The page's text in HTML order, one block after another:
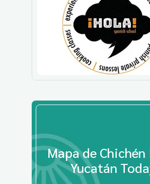
Mapa de
Yucatán